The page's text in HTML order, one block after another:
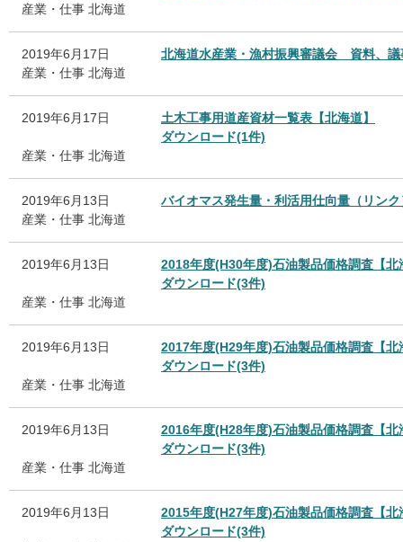
産業・仕事 北海道
2019年6月17日
北海道水産業・漁村振興審議会 資料、議
産業・仕事 北海道
2019年6月17日
土木工事用道産資材一覧表【北海道】
ダウンロード(1件)
産業・仕事 北海道
2019年6月13日
バイオマス発生量・利活用仕向量（リン
産業・仕事 北海道
2019年6月13日
2018年度(H30年度)石油製品価格調査【北
ダウンロード(3件)
産業・仕事 北海道
2019年6月13日
2017年度(H29年度)石油製品価格調査【北
ダウンロード(3件)
産業・仕事 北海道
2019年6月13日
2016年度(H28年度)石油製品価格調査【北
ダウンロード(3件)
産業・仕事 北海道
2019年6月13日
2015年度(H27年度)石油製品価格調査【北
ダウンロード(3件)